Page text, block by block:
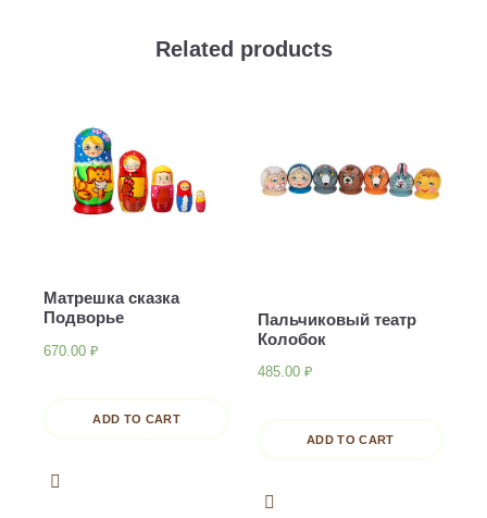
Related products
Матрешка сказка
Подворье
670.00 ₽
ADD TO CART
Пальчиковый театр
Колобок
485.00 ₽
ADD TO CART